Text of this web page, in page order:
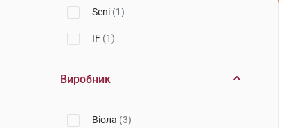
Seni (1)
IF (1)
Виробник
Віола (3)